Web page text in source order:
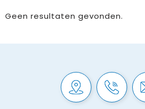
Geen resultaten gevonden.